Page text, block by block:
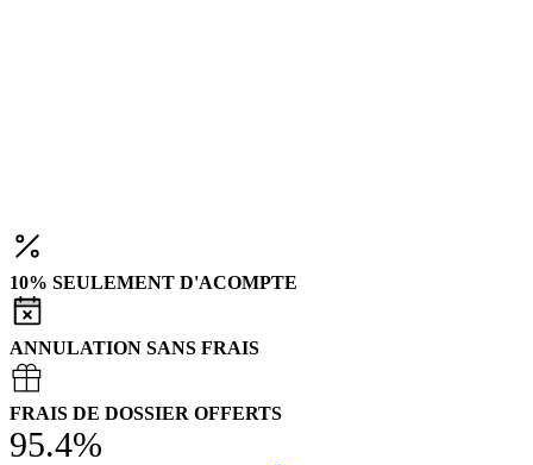
10% SEULEMENT D'ACOMPTE
ANNULATION SANS FRAIS
FRAIS DE DOSSIER OFFERTS
95.4%